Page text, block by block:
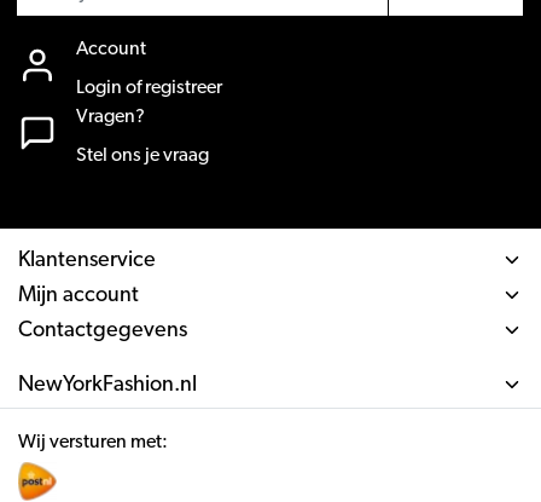
Account
Login of registreer
Vragen?
Stel ons je vraag
Klantenservice
Mijn account
Contactgegevens
NewYorkFashion.nl
Wij versturen met: